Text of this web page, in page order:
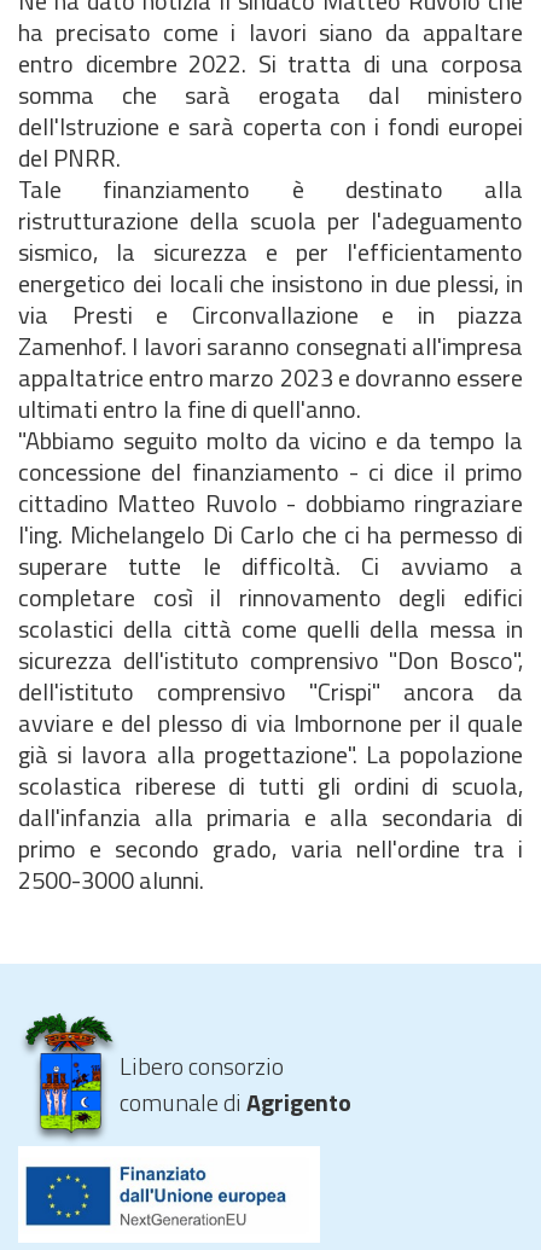
ha precisato come i lavori siano da appaltare
entro dicembre 2022. Si tratta di una corposa
somma che sarà erogata dal ministero
dell'Istruzione e sarà coperta con i fondi europei
del PNRR.
Tale finanziamento è destinato alla
ristrutturazione della scuola per l'adeguamento
sismico, la sicurezza e per l'efficientamento
energetico dei locali che insistono in due plessi, in
via Presti e Circonvallazione e in piazza
Zamenhof. I lavori saranno consegnati all'impresa
appaltatrice entro marzo 2023 e dovranno essere
ultimati entro la fine di quell'anno.
"Abbiamo seguito molto da vicino e da tempo la
concessione del finanziamento - ci dice il primo
cittadino Matteo Ruvolo - dobbiamo ringraziare
l'ing. Michelangelo Di Carlo che ci ha permesso di
superare tutte le difficoltà. Ci avviamo a
completare così il rinnovamento degli edifici
scolastici della città come quelli della messa in
sicurezza dell'istituto comprensivo "Don Bosco",
dell'istituto comprensivo "Crispi" ancora da
avviare e del plesso di via Imbornone per il quale
già si lavora alla progettazione". La popolazione
scolastica riberese di tutti gli ordini di scuola,
dall'infanzia alla primaria e alla secondaria di
primo e secondo grado, varia nell'ordine tra i
2500-3000 alunni.
Libero consorzio
comunale diAgrigento